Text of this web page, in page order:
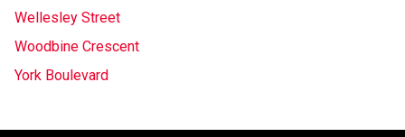
Wellesley Street
Woodbine Crescent
York Boulevard